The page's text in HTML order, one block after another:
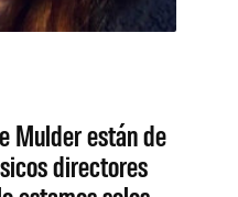
Mulder están de
directores